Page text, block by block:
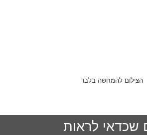
הצילום להמחשה בלבד
שכדאי לראות